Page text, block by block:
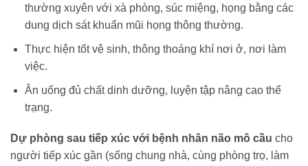
thường xuyên với xà phòng, súc miệng, họng bằng các
dung dịch sát khuẩn mũi họng thông thường.
Thực hiện tốt vệ sinh, thông thoáng khí nơi ở, nơi làm
việc.
Ăn uống đủ chất dinh dưỡng, luyện tập nâng cao thể
trạng.
Dự phòng sau tiếp xúc với bệnh nhân não mô cầu cho
người tiếp xúc gần (sống chung nhà, cùng phòng trọ, làm